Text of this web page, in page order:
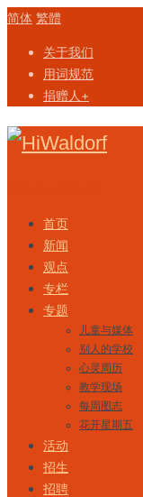
简体 繁體
关于我们
用词规范
捐赠人+
首页
新闻
观点
专栏
专题
儿童与媒体
别人的学校
心灵周历
教学现场
每周图志
花开星期五
活动
招生
招聘